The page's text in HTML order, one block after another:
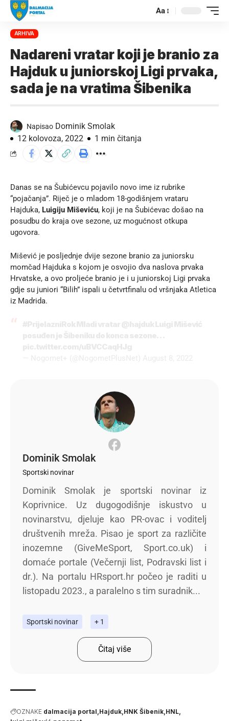
Aa
ARHIVA
Nadareni vratar koji je branio za
Hajduk u juniorskoj Ligi prvaka,
sada je na vratima Šibenika
Napisao Dominik Smolak
12 kolovoza, 2022
1 min čitanja
Danas se na Šubićevcu pojavilo novo ime iz rubrike
“pojačanja”. Riječ je o mladom 18-godišnjem vrataru
Hajduka, Luigiju Miševiću, koji je na Šubićevac došao na
posudbu do kraja ove sezone, uz mogućnost otkupa
ugovora.
Mišević je posljednje dvije sezone branio za juniorsku
momčad Hajduka s kojom je osvojio dva naslova prvaka
Hrvatske, a ovo proljeće branio je i u juniorskoj Ligi prvaka
gdje su juniori “Bilih” ispali u četvrtfinalu od vršnjaka Atletica
iz Madrida.
Dominik Smolak
Sportski novinar
Dominik Smolak je sportski novinar iz
Koprivnice. Uz dugogodišnje iskustvo u
novinarstvu, djeluje kao PR-ovac i voditelj
društvenih mreža. Pisao je sport za različite
inozemne (GiveMeSport, Sport.co.uk) i
domaće portale (Večernji list, Podravski list i
dr.). Na portalu HRsport.hr počeo je raditi u
listopadu 2023., a paralelno s tim suradnik...
Sportski novinar + 1
Čitaj više
OZNAKE dalmacija portal Hajduk HNK Šibenik HNL